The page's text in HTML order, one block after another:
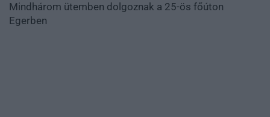
Mindhárom ütemben dolgoznak a 25-ös főúton
Egerben